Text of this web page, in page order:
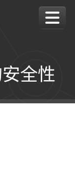
全性